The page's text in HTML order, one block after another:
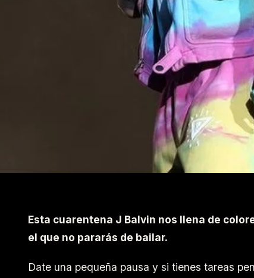
Esta cuarentena J Balvin nos llena de
el que no pararás de bailar.
Date una pequeña pausa y si tienes tareas